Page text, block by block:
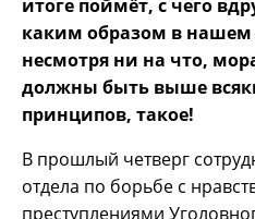
итоге поймёт, с чего
каким образом в нашем
несмотря ни на что,
должны быть выше
принципов, такое!
В прошлый четверг
отдела по борьбе с
преступлениями